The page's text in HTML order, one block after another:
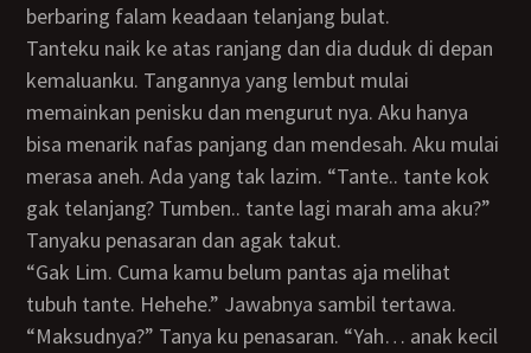
berbaring falam keadaan telanjang bulat.
Tanteku naik ke atas ranjang dan dia duduk di depan
kemaluanku. Tangannya yang lembut mulai
memainkan penisku dan mengurut nya. Aku hanya
bisa menarik nafas panjang dan mendesah. Aku mulai
merasa aneh. Ada yang tak lazim. “Tante.. tante kok
gak telanjang? Tumben.. tante lagi marah ama aku?”
Tanyaku penasaran dan agak takut.
“Gak Lim. Cuma kamu belum pantas aja melihat
tubuh tante. Hehehe.” Jawabnya sambil tertawa.
“Maksudnya?” Tanya ku penasaran. “Yah… anak kecil